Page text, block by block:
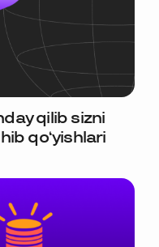
qilib sizni
qo‘yishlari